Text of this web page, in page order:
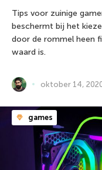
Tips voor zuinige
beschermt bij het
door de rommel heen
waard is.
oktober 14,
games